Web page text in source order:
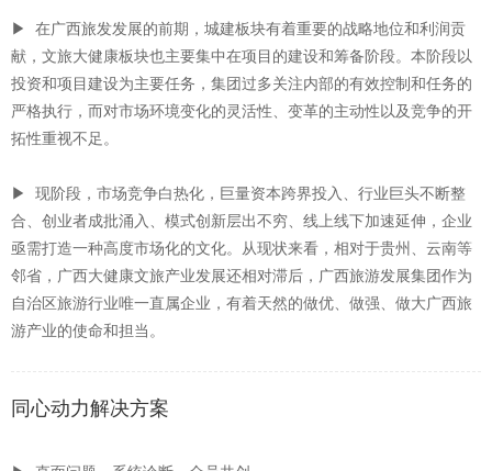
▶ 在广西旅发发展的前期，城建板块有着重要的战略地位和利润贡
献，文旅大健康板块也主要集中在项目的建设和筹备阶段。本阶段以
投资和项目建设为主要任务，集团过多关注内部的有效控制和任务的
严格执行，而对市场环境变化的灵活性、变革的主动性以及竞争的开
拓性重视不足。
▶ 现阶段，市场竞争白热化，巨量资本跨界投入、行业巨头不断整
合、创业者成批涌入、模式创新层出不穷、线上线下加速延伸，企业
亟需打造一种高度市场化的文化。从现状来看，相对于贵州、云南等
邻省，广西大健康文旅产业发展还相对滞后，广西旅游发展集团作为
自治区旅游行业唯一直属企业，有着天然的做优、做强、做大广西旅
游产业的使命和担当。
同心动力解决方案